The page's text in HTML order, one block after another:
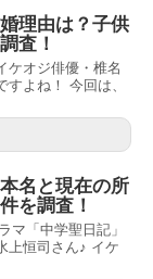
理由は？子供
査！
ケオジ俳優・椎名
よね！ 今回は、
名と現在の所
を調査！
マ「中学聖日記」
上恒司さん♪ イケ